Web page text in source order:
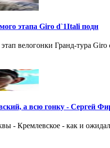
этапа Giro d`1Itali подн
велогонки Гранд-тура
а всю гонку - Сергей
- Кремлевское - как и